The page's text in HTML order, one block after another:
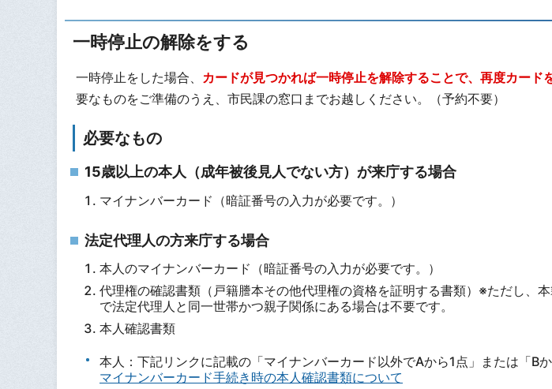
一時停止の解除をする
一時停止をした場合、 カードが見つかれば一時停止を解除することで、再度カード
要なものをご準備のうえ、市民課の窓口までお越しください。（予約不要）
必要なもの
15歳以上の本人（成年被後見人でない方）が来庁する場合
マイナンバーカード（暗証番号の入力が必要です。）
法定代理人の方来庁する場合
本人のマイナンバーカード（暗証番号の入力が必要です。）
代理権の確認書類（戸籍謄本その他代理権の資格を証明する書類）※ただし、
で法定代理人と同一世帯かつ親子関係にある場合は不要です。
本人確認書類
本人：下記リンクに記載の「マイナンバーカード以外でAから1点」または「Bか
マイナンバーカード手続き時の本人確認書類について